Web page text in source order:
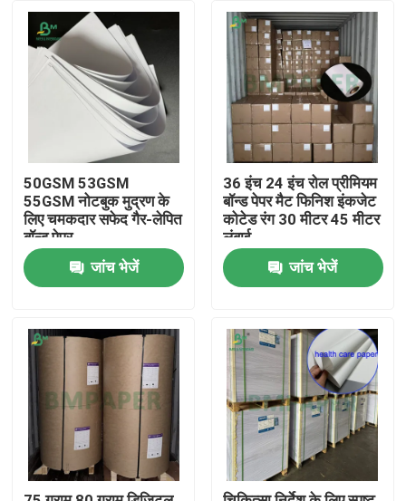
उत्पाद
हमारे बारे में
50GSM 53GSM
55GSM नोटबुक मुद्रण के
लिए चमकदार सफेद गैर-लेपित
बॉन्ड पेपर
जांच भेजें
36 इंच 24 इंच रोल प्रीमियम
बॉन्ड पेपर मैट फिनिश इंकजेट
कोटेड रंग 30 मीटर 45 मीटर
लंबाई
जांच भेजें